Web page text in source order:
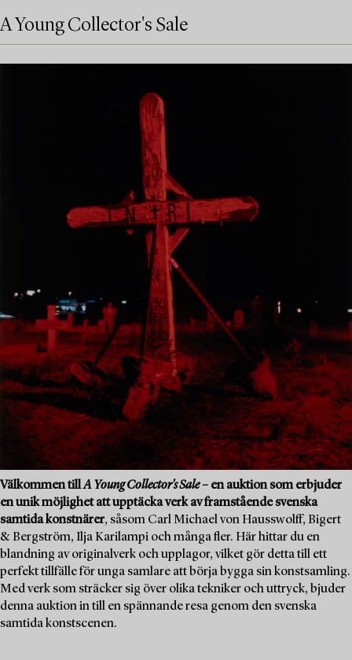
A Young Collector's Sale
Välkommen tillA Young Collector's Sale– en auktion som erbjuder
en unik möjlighet att upptäcka verk av framstående svenska
samtida konstnärer, såsom Carl Michael von Hausswolff, Bigert
& Bergström, Ilja Karilampi och många fler. Här hittar du en
blandning av originalverk och upplagor, vilket gör detta till ett
perfekt tillfälle för unga samlare att börja bygga sin konstsamling.
Med verk som sträcker sig över olika tekniker och uttryck, bjuder
denna auktion in till en spännande resa genom den svenska
samtida konstscenen.